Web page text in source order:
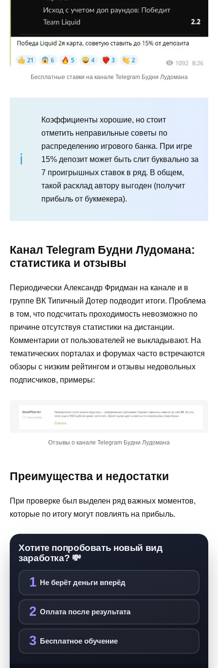
Бесплатные ставки на канале Telegram Будни Лудомана
Коэффициенты хорошие, но стоит
отметить неправильные советы по
распределению игрового банка. При игре
15% депозит может быть слит буквально за
7 проигрышных ставок в ряд. В общем,
такой расклад автору выгоден (получит
прибыль от букмекера).
Канал Telegram Будни Лудомана:
статистика и отзывы
Периодически Александр Фридман на канале и в
группе ВК Типичный Дотер подводит итоги. Проблема
в том, что подсчитать проходимость невозможно по
причине отсутствуя статистики на дистанции.
Комментарии от пользователей не выкладывают. На
тематических порталах и форумах часто встречаются
обзоры с низким рейтингом и отзывы недовольных
подписчиков, примеры:
Отзывы о канале Telegram Будни Лудомана
Преимущества и недостатки
При проверке был выделен ряд важных моментов,
которые по итогу могут повлиять на прибыль.
Хотите попробовать новый вид
заработка? 💸
1 Не берёт деньги вперёд
2 Оплата после результата
3 Бесплатное обучение